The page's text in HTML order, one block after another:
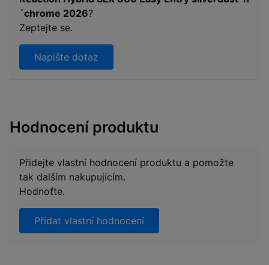
´chrome 2026?
Zeptejte se.
Napište dotaz
Hodnocení produktu
Přidejte vlastní hodnocení produktu a pomožte
tak dalším nakupujícím.
Hodnoťte.
Přidat vlastní hodnocení